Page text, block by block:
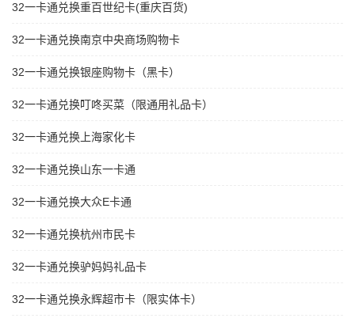
32一卡通兑换重百世纪卡(重庆百货)
32一卡通兑换南京中央商场购物卡
32一卡通兑换银座购物卡（黑卡）
32一卡通兑换叮咚买菜（限通用礼品卡）
32一卡通兑换上海家化卡
32一卡通兑换山东一卡通
32一卡通兑换大众E卡通
32一卡通兑换杭州市民卡
32一卡通兑换驴妈妈礼品卡
32一卡通兑换永辉超市卡（限实体卡）